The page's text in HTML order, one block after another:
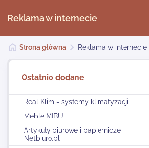
Reklama w internecie
Strona główna Reklama w internecie
Ostatnio dodane
Real Klim - systemy klimatyzacji
Meble MIBU
Artykuły biurowe i papiernicze
Netbiuro.pl